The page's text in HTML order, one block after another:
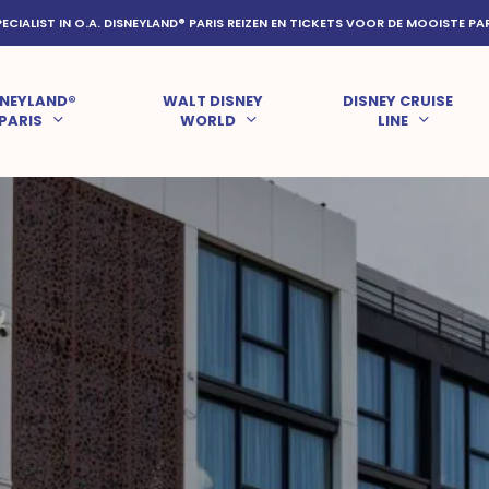
IN O.A. DISNEYLAND® PARIS REIZEN EN TICKETS VOOR DE MOOISTE
PARIS
WALT DISNEY
WORLD
DISNEY CRUISE
LINE